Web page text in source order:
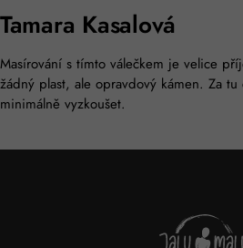
Tamara Kasalová
Masírování s tímto válečkem je velice
žádný plast, ale opravdový kámen. Za
minimálně vyzkoušet.